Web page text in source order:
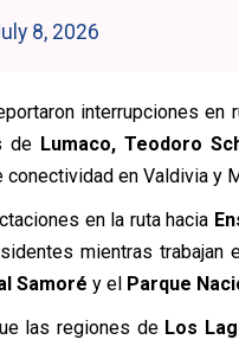
8, 2026
interrupciones
de Lumaco, Teodoro
en Valdivia y
en la ruta hacia
mientras trabajan
Samoré y el Parque
las regiones de Los